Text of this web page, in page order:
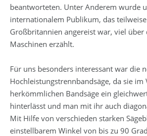
beantworteten. Unter Anderem wurde
internationalem Publikum, das
Großbritannien angereist war, viel über
Maschinen erzählt.
Für uns besonders interessant war die
Hochleistungstrennbandsäge, da sie im
herkömmlichen Bandsäge ein
hinterlässt und man mit ihr auch
Mit Hilfe von verschieden starken
einstellbarem Winkel von bis zu 90